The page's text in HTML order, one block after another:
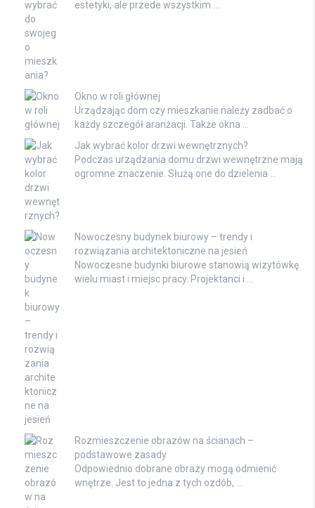
estetyki, ale przede wszystkim …
Okno w roli głównej
Urządzając dom czy mieszkanie należy zadbać o
każdy szczegół aranżacji. Także okna …
Jak wybrać kolor drzwi wewnętrznych?
Podczas urządzania domu drzwi wewnętrzne mają
ogromne znaczenie. Służą one do dzielenia …
Nowoczesny budynek biurowy – trendy i
rozwiązania architektoniczne na jesień
Nowoczesne budynki biurowe stanowią wizytówkę
wielu miast i miejsc pracy. Projektanci i …
Rozmieszczenie obrazów na ścianach –
podstawowe zasady
Odpowiednio dobrane obrazy mogą odmienić
wnętrze. Jest to jedna z tych ozdób, …